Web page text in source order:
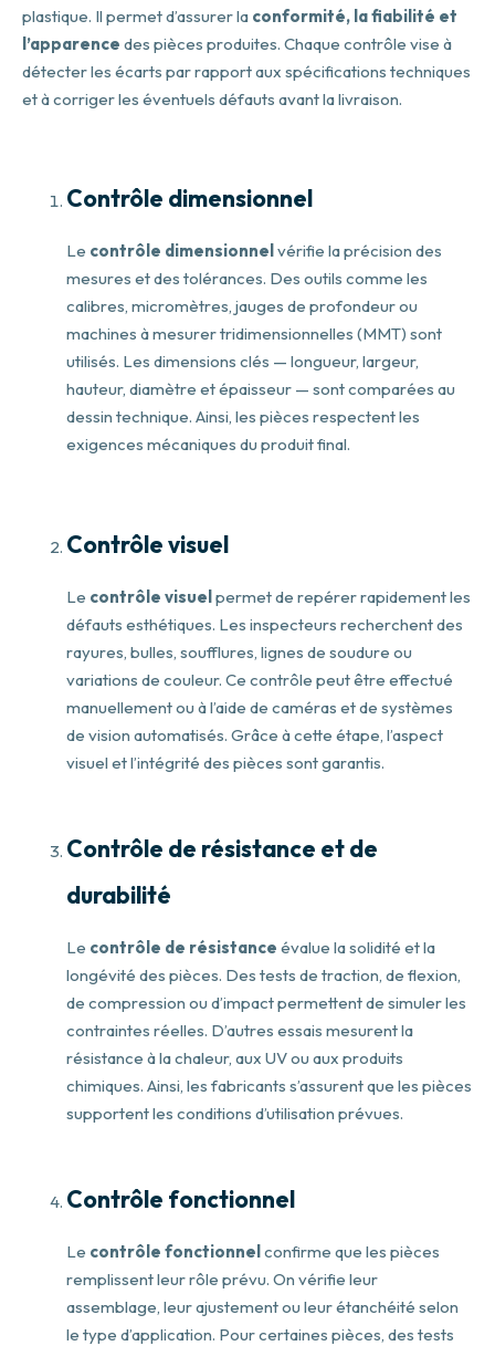
plastique. Il permet d’assurer la conformité, la fiabilité et
l’apparence des pièces produites. Chaque contrôle vise à
détecter les écarts par rapport aux spécifications techniques
et à corriger les éventuels défauts avant la livraison.
Contrôle dimensionnel
Le contrôle dimensionnelvérifie la précision des
mesures et des tolérances. Des outils comme les
calibres, micromètres, jauges de profondeur ou
machines à mesurer tridimensionnelles (MMT) sont
utilisés. Les dimensions clés — longueur, largeur,
hauteur, diamètre et épaisseur — sont comparées au
dessin technique. Ainsi, les pièces respectent les
exigences mécaniques du produit final.
Contrôle visuel
Le contrôle visuelpermet de repérer rapidement les
défauts esthétiques. Les inspecteurs recherchent des
rayures, bulles, soufflures, lignes de soudure ou
variations de couleur. Ce contrôle peut être effectué
manuellement ou à l’aide de caméras et de systèmes
de vision automatisés. Grâce à cette étape, l’aspect
visuel et l’intégrité des pièces sont garantis.
Contrôle de résistance et de
durabilité
Le contrôle de résistance évalue la solidité et la
longévité des pièces. Des tests de traction, de flexion,
de compression ou d’impact permettent de simuler les
contraintes réelles. D’autres essais mesurent la
résistance à la chaleur, aux UV ou aux produits
chimiques. Ainsi, les fabricants s’assurent que les pièces
supportent les conditions d’utilisation prévues.
Contrôle fonctionnel
Le contrôle fonctionnelconfirme que les pièces
remplissent leur rôle prévu. On vérifie leur
assemblage, leur ajustement ou leur étanchéité selon
le type d’application. Pour certaines pièces, des tests